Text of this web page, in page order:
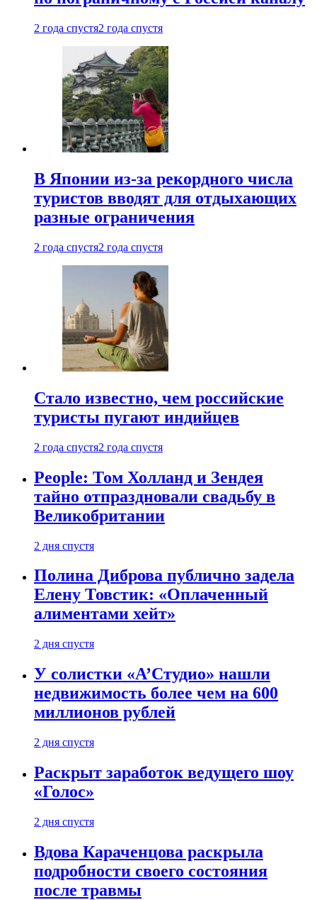
2 года спустя2 года спустя
В Японии из-за рекордного числа
туристов вводят для отдыхающих
разные ограничения
2 года спустя2 года спустя
Стало известно, чем российские
туристы пугают индийцев
2 года спустя2 года спустя
People: Том Холланд и Зендея
тайно отпраздновали свадьбу в
Великобритании
2 дня спустя
Полина Диброва публично задела
Елену Товстик: «Оплаченный
алиментами хейт»
2 дня спустя
У солистки «А’Студио» нашли
недвижимость более чем на 600
миллионов рублей
2 дня спустя
Раскрыт заработок ведущего шоу
«Голос»
2 дня спустя
Вдова Караченцова раскрыла
подробности своего состояния
после травмы